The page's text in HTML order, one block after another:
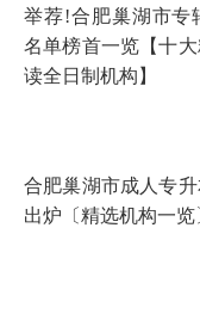
举荐!合肥巢湖市专
名单榜首一览【十
读全日制机构】
合肥巢湖市成人专
出炉〔精选机构一览